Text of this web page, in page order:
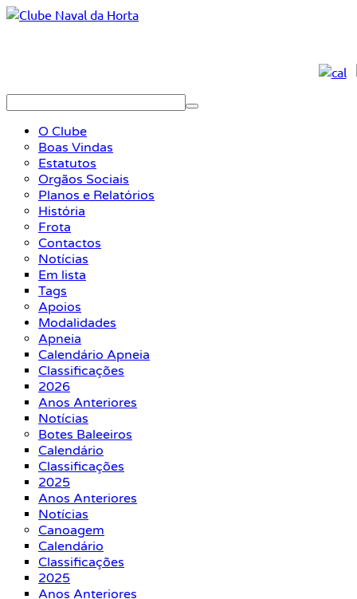
O Clube
Boas Vindas
Estatutos
Orgãos Sociais
Planos e Relatórios
História
Frota
Contactos
Notícias
Em lista
Tags
Apoios
Modalidades
Apneia
Calendário Apneia
Classificações
2026
Anos Anteriores
Notícias
Botes Baleeiros
Calendário
Classificações
2025
Anos Anteriores
Notícias
Canoagem
Calendário
Classificações
2025
Anos Anteriores